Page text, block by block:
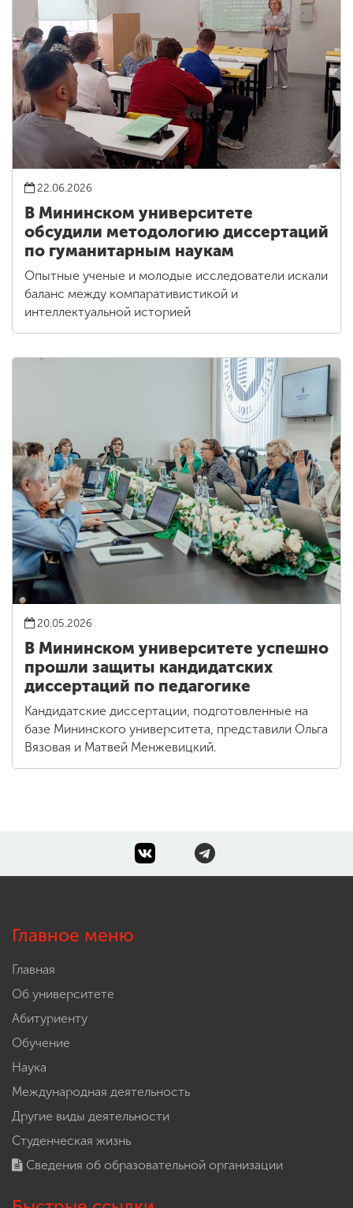
22.06.2026
В Мининском университете
обсудили методологию диссертаций
по гуманитарным наукам
Опытные ученые и молодые исследователи искали
баланс между компаративистикой и
интеллектуальной историей
20.05.2026
В Мининском университете успешно
прошли защиты кандидатских
диссертаций по педагогике
Кандидатские диссертации, подготовленные на
базе Мининского университета, представили Ольга
Вязовая и Матвей Менжевицкий.
Главное меню
Главная
Об университете
Абитуриенту
Обучение
Наука
Международная деятельность
Другие виды деятельности
Студенческая жизнь
Сведения об образовательной организации